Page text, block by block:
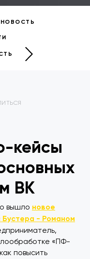
кейсы
ВК
вышло новое
Бустера - Романом
«ПФ-
повысить